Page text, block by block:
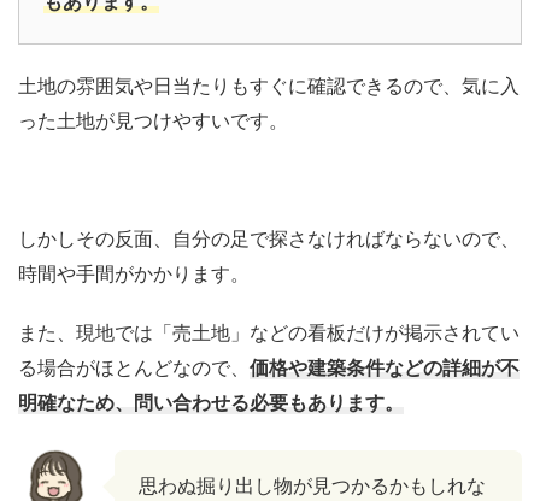
土地の雰囲気や日当たりもすぐに確認できるので、気に入
った土地が見つけやすいです。
しかしその反面、自分の足で探さなければならないので、
時間や手間がかかります。
また、現地では「売土地」などの看板だけが掲示されてい
る場合がほとんどなので、 価格や建築条件などの詳細が不
明確なため、問い合わせる必要もあります。
思わぬ掘り出し物が見つかるかもしれな